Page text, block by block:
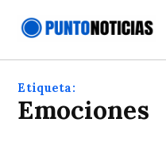
Etiqueta:
emociones